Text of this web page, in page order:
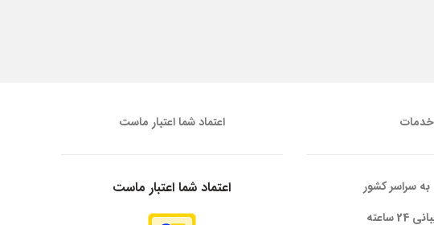
خدمات
سراسر کشور
ساعته
اعتماد شما اعتبار ماست
اعتماد شما اعتبار ماست